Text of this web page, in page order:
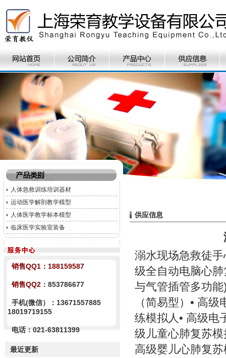
人体急救训练培训器材
运动医学解剖教学模型
人体医学教学标本模型
临床医学实验室装备
销售QQ1： 188159587
销售QQ2 ：853786677
手机(微信）：13671557885
18019719155
电话：021-63811399
最近更新
供应信息
溺水现场急救徒
级全自动电脑心
与气管插管多功
（简易型）• 高
练模拟人• 高级电
级儿童心肺复苏
高级婴儿心肺复